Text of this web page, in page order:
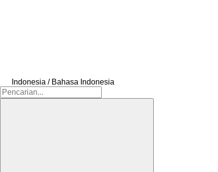
Indonesia / Bahasa Indonesia